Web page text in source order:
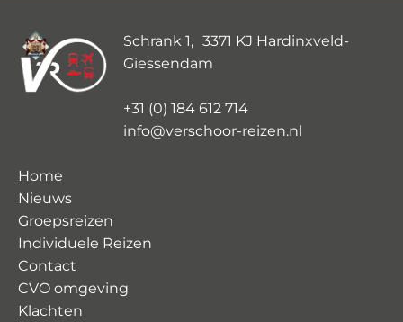
Schrank 1, 3371 KJ Hardinxveld-
Giessendam
+31 (0) 184 612 714
info@verschoor-reizen.nl
Home
Nieuws
Groepsreizen
Individuele Reizen
Contact
CVO omgeving
Klachten